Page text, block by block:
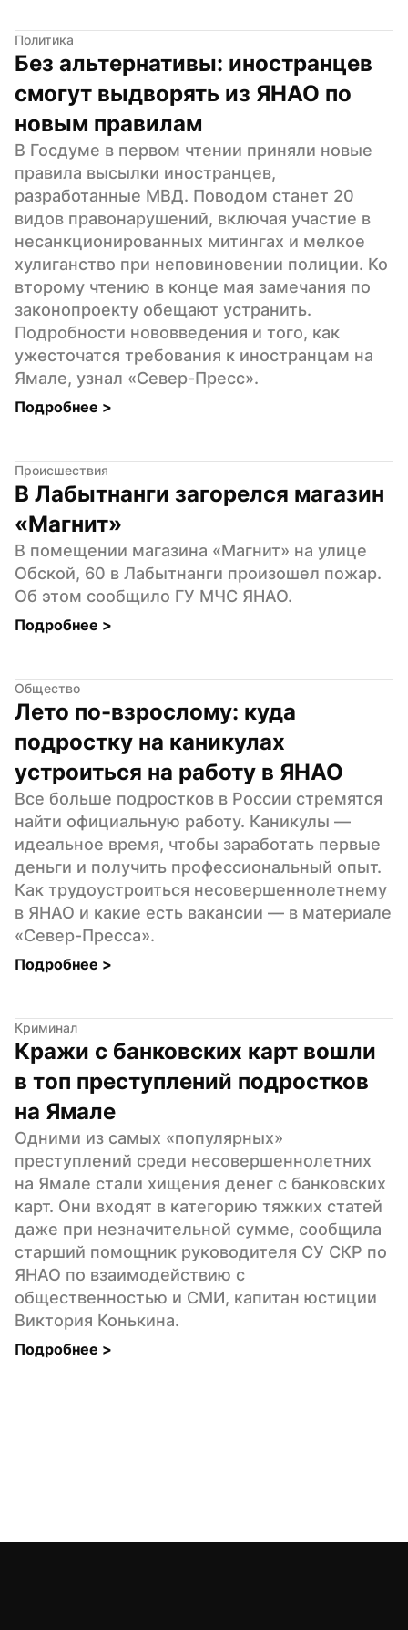
Политика
Без альтернативы: иностранцев
смогут выдворять из ЯНАО по
новым правилам
В Госдуме в первом чтении приняли новые
правила высылки иностранцев,
разработанные МВД. Поводом станет 20
видов правонарушений, включая участие в
несанкционированных митингах и мелкое
хулиганство при неповиновении полиции. Ко
второму чтению в конце мая замечания по
законопроекту обещают устранить.
Подробности нововведения и того, как
ужесточатся требования к иностранцам на
Ямале, узнал «Север-Пресс».
Подробнее >
Происшествия
В Лабытнанги загорелся магазин
«Магнит»
В помещении магазина «Магнит» на улице
Обской, 60 в Лабытнанги произошел пожар.
Об этом сообщило ГУ МЧС ЯНАО.
Подробнее >
Общество
Лето по-взрослому: куда
подростку на каникулах
устроиться на работу в ЯНАО
Все больше подростков в России стремятся
найти официальную работу. Каникулы —
идеальное время, чтобы заработать первые
деньги и получить профессиональный опыт.
Как трудоустроиться несовершеннолетнему
в ЯНАО и какие есть вакансии — в материале
«Север-Пресса».
Подробнее >
Криминал
Кражи с банковских карт вошли
в топ преступлений подростков
на Ямале
Одними из самых «популярных»
преступлений среди несовершеннолетних
на Ямале стали хищения денег с банковских
карт. Они входят в категорию тяжких статей
даже при незначительной сумме, сообщила
старший помощник руководителя СУ СКР по
ЯНАО по взаимодействию с
общественностью и СМИ, капитан юстиции
Виктория Конькина.
Подробнее >